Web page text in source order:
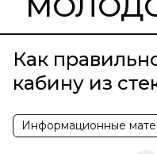
Как
кабину из
Информационные